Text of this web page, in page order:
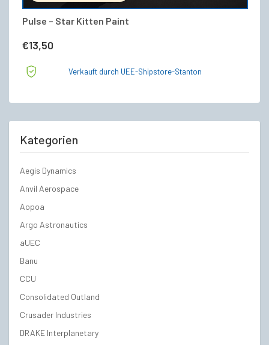
Pulse – Star Kitten Paint
€13,50
Verkauft durch UEE-Shipstore-Stanton
Kategorien
Aegis Dynamics
Anvil Aerospace
Aopoa
Argo Astronautics
aUEC
Banu
CCU
Consolidated Outland
Crusader Industries
DRAKE Interplanetary